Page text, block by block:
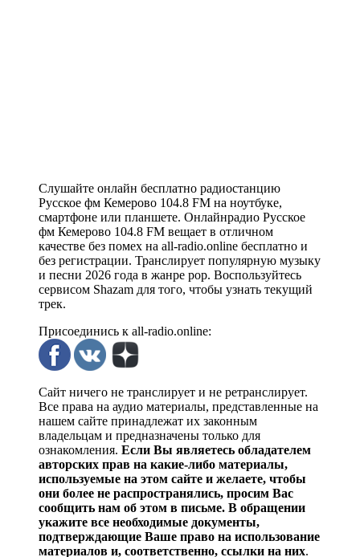
Слушайте онлайн бесплатно радиостанцию
Русское фм Кемерово 104.8 FM на ноутбуке,
смартфоне или планшете. Онлайнрадио Русское
фм Кемерово 104.8 FM вещает в отличном
качестве без помех на all-radio.online бесплатно и
без регистрации. Транслирует популярную музыку
и песни 2026 года в жанре pop. Воспользуйтесь
сервисом Shazam для того, чтобы узнать текущий
трек.
Присоединись к all-radio.online:
Сайт ничего не транслирует и не ретранслирует.
Все права на аудио материалы, представленные на
нашем сайте принадлежат их законным
владельцам и предназначены только для
ознакомления. Если Вы являетесь обладателем
авторских прав на какие-либо материалы,
используемые на этом сайте и желаете, чтобы
они более не распространялись, просим Вас
сообщить нам об этом в письме. В обращении
укажите все необходимые документы,
подтверждающие Ваше право на использование
материалов и, соответственно, ссылки на них.